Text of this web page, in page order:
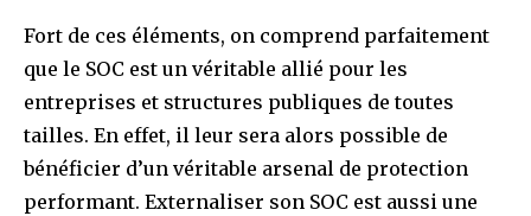
Fort de ces éléments, on comprend parfaitement
que le SOC est un véritable allié pour les
entreprises et structures publiques de toutes
tailles. En effet, il leur sera alors possible de
bénéficier d’un véritable arsenal de protection
performant. Externaliser son SOC est aussi une